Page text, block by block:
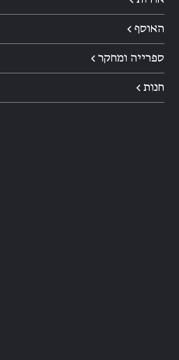
האוסף ←
ספרייה ומחקר ←
חנות ←